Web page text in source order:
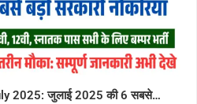
2025: जुलाई 2025 की 6 सबसे…